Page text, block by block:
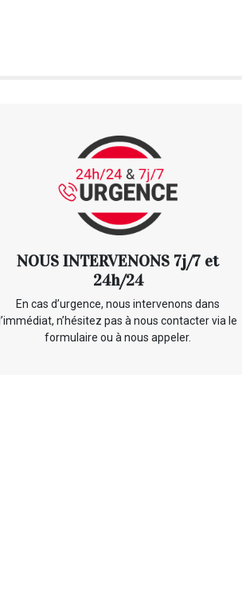
NOUS INTERVENONS 7j/7 et
24h/24
En cas d’urgence, nous intervenons dans
l’immédiat, n’hésitez pas à nous contacter via le
formulaire ou à nous appeler.